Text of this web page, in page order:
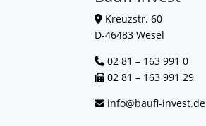
Kreuzstr. 60
D-46483 Wesel
02 81 – 163 991 0
02 81 – 163 991 29
info@baufi-invest.de